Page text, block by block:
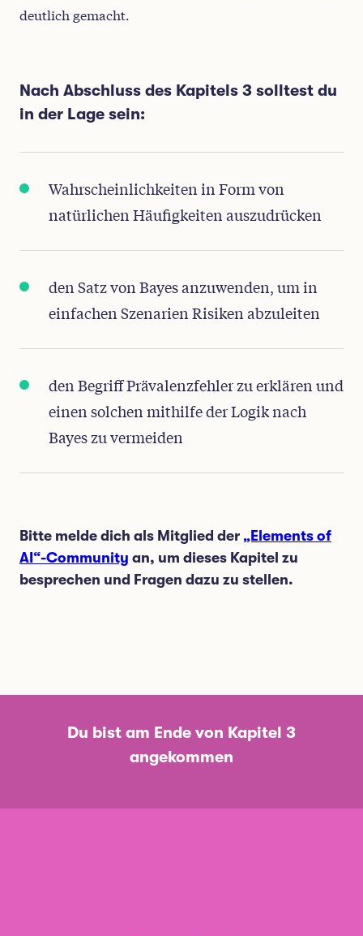
deutlich gemacht.
Nach Abschluss des Kapitels 3 solltest du
in der Lage sein:
Wahrscheinlichkeiten in Form von
natürlichen Häufigkeiten auszudrücken
den Satz von Bayes anzuwenden, um in
einfachen Szenarien Risiken abzuleiten
den Begriff Prävalenzfehler zu erklären und
einen solchen mithilfe der Logik nach
Bayes zu vermeiden
Bitte melde dich als Mitglied der „Elements of
AI“-Community an, um dieses Kapitel zu
besprechen und Fragen dazu zu stellen.
Du bist am Ende von Kapitel 3
angekommen